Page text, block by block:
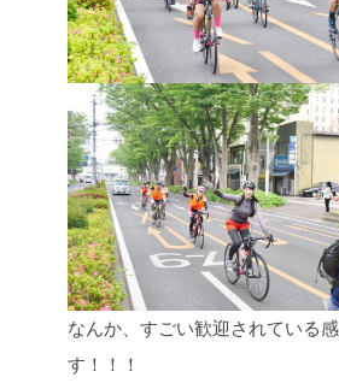
なんか、すごい歓迎されている
す！！！